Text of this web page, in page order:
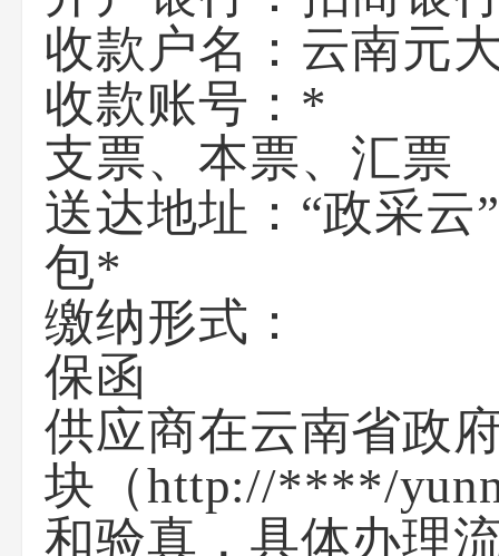
收款户名：云南元
收款账号：*
支票、本票、汇票
送达地址：“政采云
包*
缴纳形式：
保函
供应商在云南省政
块（http://****/
和验真，具体办理